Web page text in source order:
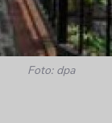
Foto: dpa